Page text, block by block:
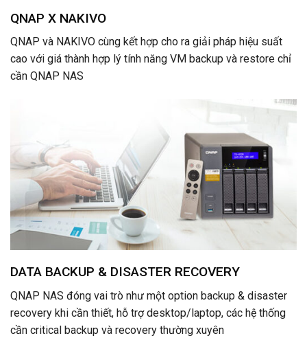
QNAP X NAKIVO
QNAP và NAKIVO cùng kết hợp cho ra giải pháp hiệu suất
cao với giá thành hợp lý tính năng VM backup và restore chỉ
cần QNAP NAS
DATA BACKUP & DISASTER RECOVERY
QNAP NAS đóng vai trò như một option backup & disaster
recovery khi cần thiết, hỗ trợ desktop/laptop, các hệ thống
cần critical backup và recovery thường xuyên